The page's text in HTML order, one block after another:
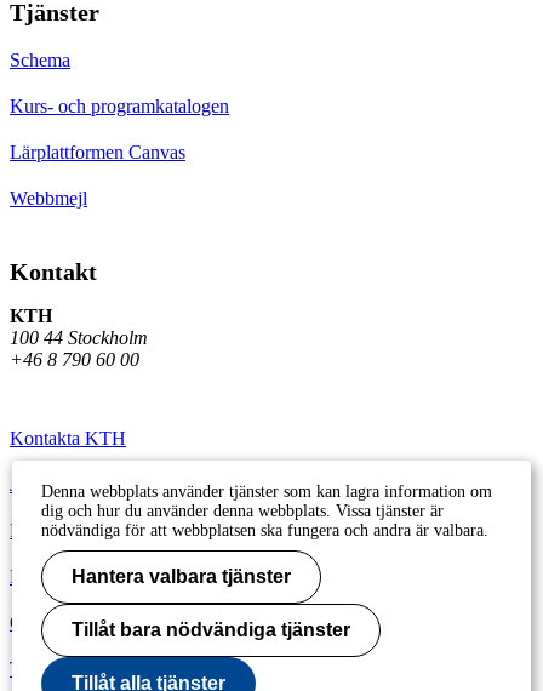
Tjänster
Schema
Kurs- och programkatalogen
Lärplattformen Canvas
Webbmejl
Kontakt
KTH
100 44 Stockholm
+46 8 790 60 00
Kontakta KTH
Jobba på KTH
Press och media
Faktura och betalning KTH
Om KTH:s webbplatser
Tillgänglighetsredogörelse
Denna webbplats använder tjänster som kan lagra information om
dig och hur du använder denna webbplats. Vissa tjänster är
nödvändiga för att webbplatsen ska fungera och andra är valbara.
Hantera valbara tjänster
Tillåt bara nödvändiga tjänster
Tillåt alla tjänster